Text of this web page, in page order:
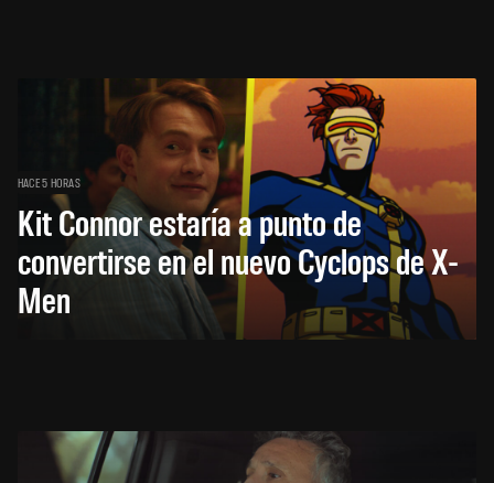
HACE 5 HORAS
Kit Connor estaría a punto de
convertirse en el nuevo Cyclops de X-
Men